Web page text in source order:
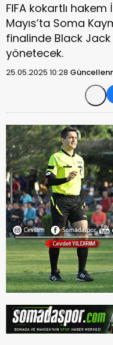
FIFA kokartlı
Mayıs’ta Soma
finalinde Black Jack
yönetecek.
25.05.2025 10:28